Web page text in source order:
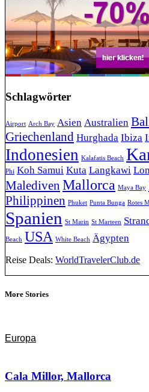
Schlagwörter
Airport Arch Bay Asien Australien
Griechenland Hurghada Ibiza
Indonesien Kalafatis Beach
Phi Koh Samui Kuta Langkawi
Malediven Mallorca Maya Bay
Philippinen Phuket Punta Bunga Rotes
Spanien St Marin St Marteen
Beach USA White Beach Ägypten
Reise Deals: WorldTravelerClub.de
More Stories
Europa
Cala Millor, Mallorca